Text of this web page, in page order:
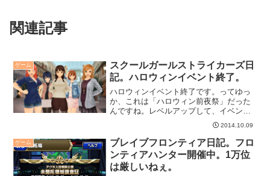
関連記事
ゲーム
スクールガールストライカーズ日
記。ハロウィンイベント終了。
ハロウィンイベント終了です。ってゆっ
か、これは「ハロウィン前夜祭」だった
んですね。レベルアップして、イベント
もちゃんと最後まで回せるようになって
2014.10.09
ゲーム
ブレイブフロンティア日記。フロ
ンティアハンター開催中。1万位
は厳しいねぇ。